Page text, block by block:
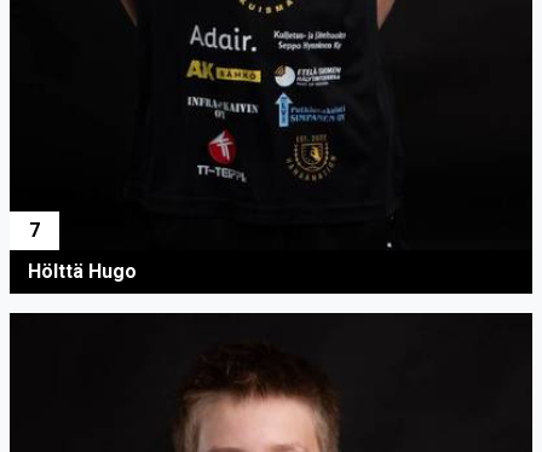
7
Hölttä Hugo